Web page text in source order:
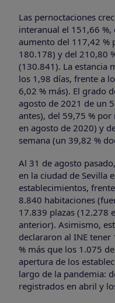
Las pernoctaciones
interanual el 151,66
aumento del 117,42 %
180.178) y del 210,80
(130.841). La estancia
los 1,98 días, frente a
6,02 % más). El grado
agosto de 2021 de un
antes), del 59,75 %
en agosto de 2020) y
semana (un 39,82 %
Al 31 de agosto
en la ciudad de Sevilla
establecimientos,
8.840 habitaciones
17.839 plazas (12.278
anterior). Asimismo,
declararon al INE
% más que los 1.075
apertura de los
largo de la pandemia:
registrados en abril y